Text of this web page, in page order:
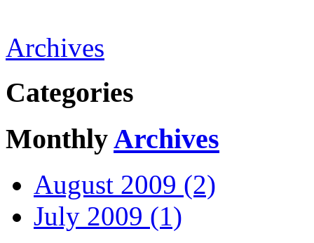
Archives
Categories
MonthlyArchives
August 2009 (2)
July 2009 (1)